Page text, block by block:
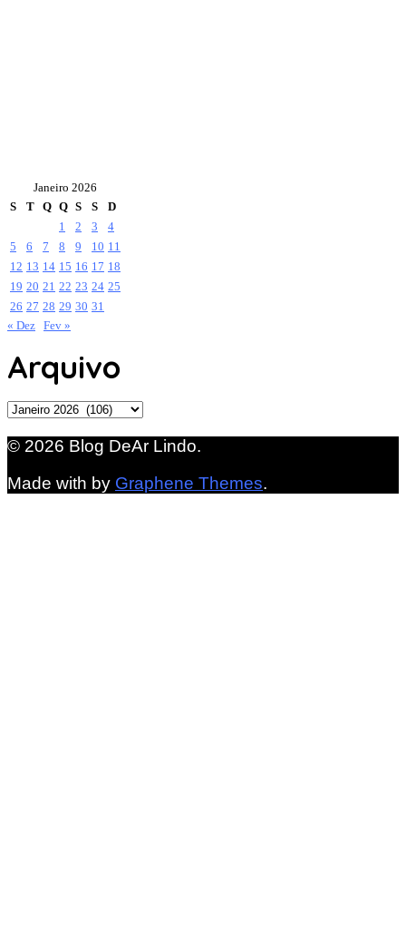
Janeiro 2026
S
T Q Q S S
D
1
2 3
4
5
6 7 8 9 10 11
12 13 14 15 16 17 18
19 20 21 22 23 24 25
26 27 28 29 30 31
« Dez Fev »
Arquivo
Arquivo
© 2026 Blog DeAr Lindo.
Made with by Graphene Themes.